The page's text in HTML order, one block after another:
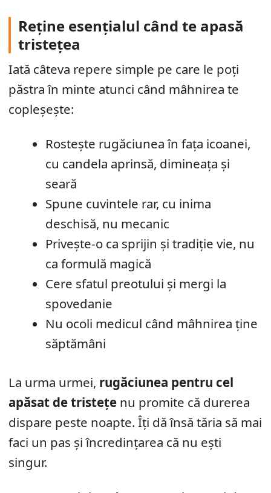
Reține esențialul când te apasă
tristețea
Iată câteva repere simple pe care le poți
păstra în minte atunci când mâhnirea te
copleșește:
Rostește rugăciunea în fața icoanei,
cu candela aprinsă, dimineața și
seară
Spune cuvintele rar, cu inima
deschisă, nu mecanic
Privește-o ca sprijin și tradiție vie, nu
ca formulă magică
Cere sfatul preotului și mergi la
spovedanie
Nu ocoli medicul când mâhnirea ține
săptămâni
La urma urmei, rugăciunea pentru cel
apăsat de tristețe nu promite că durerea
dispare peste noapte. Îți dă însă tăria să mai
faci un pas și încredințarea că nu ești
singur.